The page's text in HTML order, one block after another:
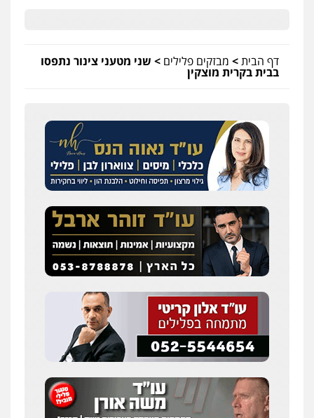
דף הבית> מבזקים פלילים > שני מטעני צינור נתפסו
בבית בקרית מוצקין